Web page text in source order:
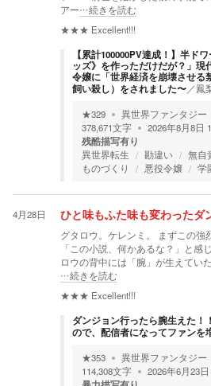
アー…続きを読む
★★★ Excellent!!!
【累計100000PV達成！】半ド
ッズ》を作っただけだが？」
令嬢に「世界経済を崩壊させる
飼い殺し）をされました〜／鳳
★329 異世界ファンタジー
378,671文字 2026年8月8日
残酷描写有り
異世界転生 勘違い 無自
ものづくり
悪役令嬢 学
4月28日 ひと味もふた味も変わったダ
グタロウ。ケレンミ。 まずこの
「この小説、何かあるな？」と感
ロウの背中には「腕」が生えてい
…続きを読む
★★★ Excellent!!!
ダンジョン行ったら腕生えた
ので、配信者になってファンを
★353 異世界ファンタジー
114,308文字 2026年6月23日